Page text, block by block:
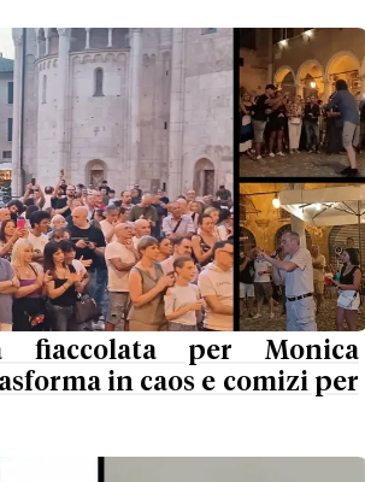
fiaccolata per Monica
in caos e comizi per